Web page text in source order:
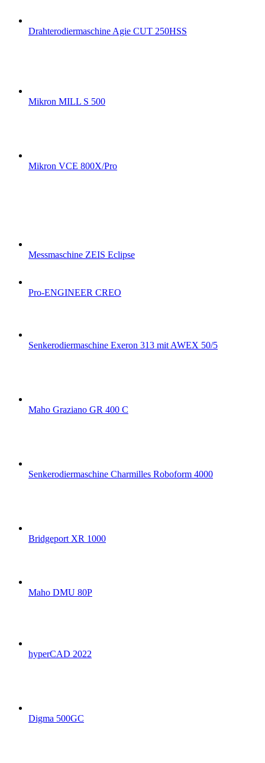
Drahterodiermaschine Agie CUT 250HSS
Mikron MILL S 500
Mikron VCE 800X/Pro
Messmaschine ZEIS Eclipse
Pro-ENGINEER CREO
Senkerodiermaschine Exeron 313 mit AWEX 50/5
Maho Graziano GR 400 C
Senkerodiermaschine Charmilles Roboform 4000
Bridgeport XR 1000
Maho DMU 80P
hyperCAD 2022
Digma 500GC